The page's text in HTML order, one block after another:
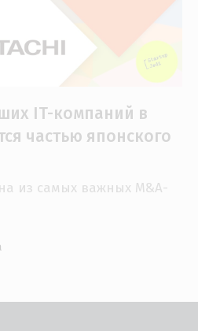
IT-компаний в
частью японского
из самых важных M&A-